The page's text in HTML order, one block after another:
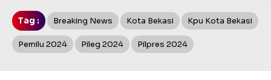
Tag : Breaking News Kota Bekasi Kpu Kota Bekasi
Pemilu 2024 Pileg 2024 Pilpres 2024